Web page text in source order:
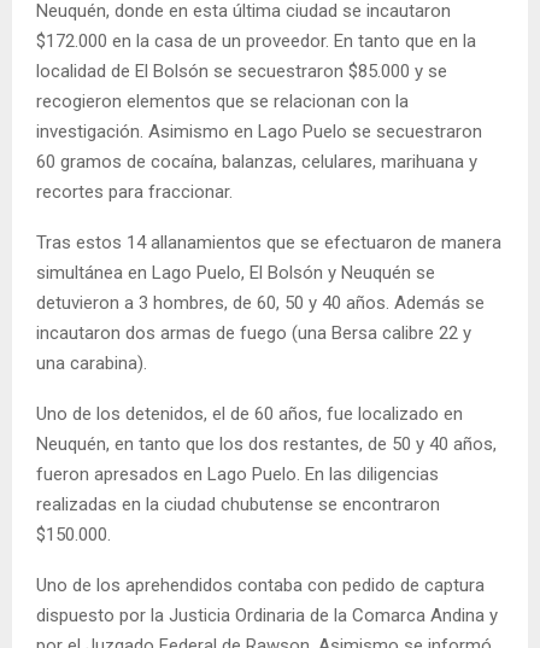
Neuquén, donde en esta última ciudad se incautaron
$172.000 en la casa de un proveedor. En tanto que en la
localidad de El Bolsón se secuestraron $85.000 y se
recogieron elementos que se relacionan con la
investigación. Asimismo en Lago Puelo se secuestraron
60 gramos de cocaína, balanzas, celulares, marihuana y
recortes para fraccionar.
Tras estos 14 allanamientos que se efectuaron de manera
simultánea en Lago Puelo, El Bolsón y Neuquén se
detuvieron a 3 hombres, de 60, 50 y 40 años. Además se
incautaron dos armas de fuego (una Bersa calibre 22 y
una carabina).
Uno de los detenidos, el de 60 años, fue localizado en
Neuquén, en tanto que los dos restantes, de 50 y 40 años,
fueron apresados en Lago Puelo. En las diligencias
realizadas en la ciudad chubutense se encontraron
$150.000.
Uno de los aprehendidos contaba con pedido de captura
dispuesto por la Justicia Ordinaria de la Comarca Andina y